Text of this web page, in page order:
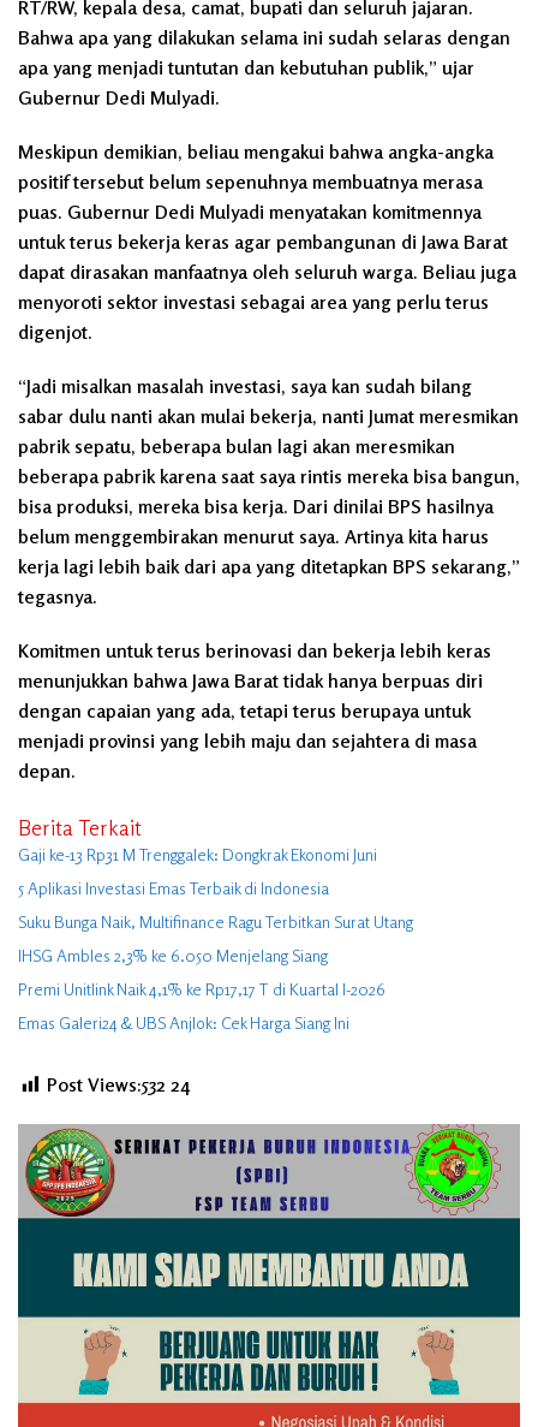
RT/RW, kepala desa, camat, bupati dan seluruh jajaran.
Bahwa apa yang dilakukan selama ini sudah selaras dengan
apa yang menjadi tuntutan dan kebutuhan publik,” ujar
Gubernur Dedi Mulyadi.
Meskipun demikian, beliau mengakui bahwa angka-angka
positif tersebut belum sepenuhnya membuatnya merasa
puas. Gubernur Dedi Mulyadi menyatakan komitmennya
untuk terus bekerja keras agar pembangunan di Jawa Barat
dapat dirasakan manfaatnya oleh seluruh warga. Beliau juga
menyoroti sektor investasi sebagai area yang perlu terus
digenjot.
“Jadi misalkan masalah investasi, saya kan sudah bilang
sabar dulu nanti akan mulai bekerja, nanti Jumat meresmikan
pabrik sepatu, beberapa bulan lagi akan meresmikan
beberapa pabrik karena saat saya rintis mereka bisa bangun,
bisa produksi, mereka bisa kerja. Dari dinilai BPS hasilnya
belum menggembirakan menurut saya. Artinya kita harus
kerja lagi lebih baik dari apa yang ditetapkan BPS sekarang,”
tegasnya.
Komitmen untuk terus berinovasi dan bekerja lebih keras
menunjukkan bahwa Jawa Barat tidak hanya berpuas diri
dengan capaian yang ada, tetapi terus berupaya untuk
menjadi provinsi yang lebih maju dan sejahtera di masa
depan.
Berita Terkait
Gaji ke-13 Rp31 M Trenggalek: Dongkrak Ekonomi Juni
5 Aplikasi Investasi Emas Terbaik di Indonesia
Suku Bunga Naik, Multifinance Ragu Terbitkan Surat Utang
IHSG Ambles 2,3% ke 6.050 Menjelang Siang
Premi Unitlink Naik 4,1% ke Rp17,17 T di Kuartal I-2026
Emas Galeri24 & UBS Anjlok: Cek Harga Siang Ini
Post Views:532 24